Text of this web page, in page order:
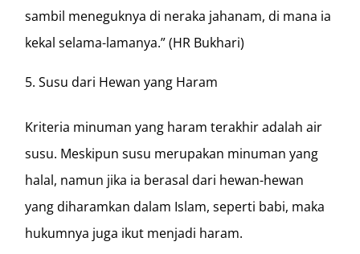
sambil meneguknya di neraka jahanam, di mana ia
kekal selama-lamanya.” (HR Bukhari)
Susu dari Hewan yang Haram
Kriteria minuman yang haram terakhir adalah air
susu. Meskipun susu merupakan minuman yang
halal, namun jika ia berasal dari hewan-hewan
yang diharamkan dalam Islam, seperti babi, maka
hukumnya juga ikut menjadi haram.